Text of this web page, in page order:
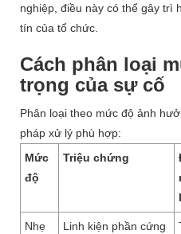
nghiệp, điều này có thể gây trì
tín của tổ chức.
Cách phân loại
trọng của sự cố
Phân loại theo mức độ ảnh
pháp xử lý phù hợp:
Mức
độ
Triệu chứng
Nhẹ
Linh kiện phần cứng